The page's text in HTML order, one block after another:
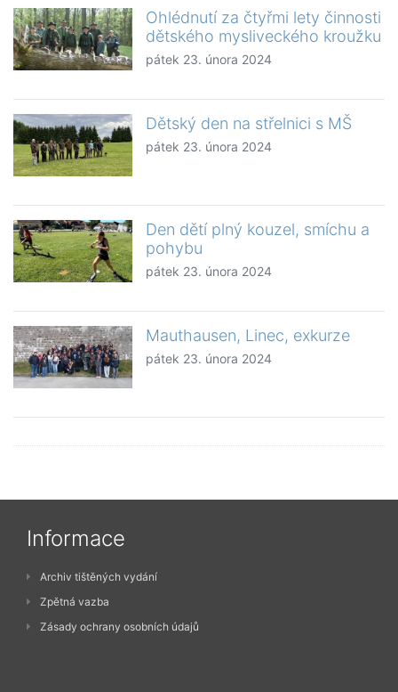
Ohlédnutí za čtyřmi lety činnosti
dětského mysliveckého kroužku
pátek 23. února 2024
Dětský den na střelnici s MŠ
pátek 23. února 2024
Den dětí plný kouzel, smíchu a
pohybu
pátek 23. února 2024
Mauthausen, Linec, exkurze
pátek 23. února 2024
Informace
Archiv tištěných vydání
Zpětná vazba
Zásady ochrany osobních údajů